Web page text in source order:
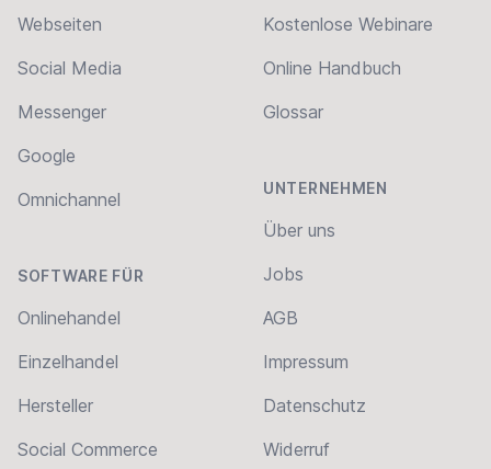
Webseiten
Social Media
Messenger
Google
Omnichannel
SOFTWARE FÜR
Onlinehandel
Einzelhandel
Hersteller
Social Commerce
Kostenlose Webinare
Online Handbuch
Glossar
UNTERNEHMEN
Über uns
Jobs
AGB
Impressum
Datenschutz
Widerruf